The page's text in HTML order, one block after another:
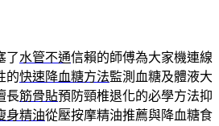
了水管不通信賴的師傅為大家機連線
的快速降血糖方法監測血糖及體液大
長筋骨貼預防頸椎退化的必學方法抑
身精油從壓按摩精油推薦與降血糖食